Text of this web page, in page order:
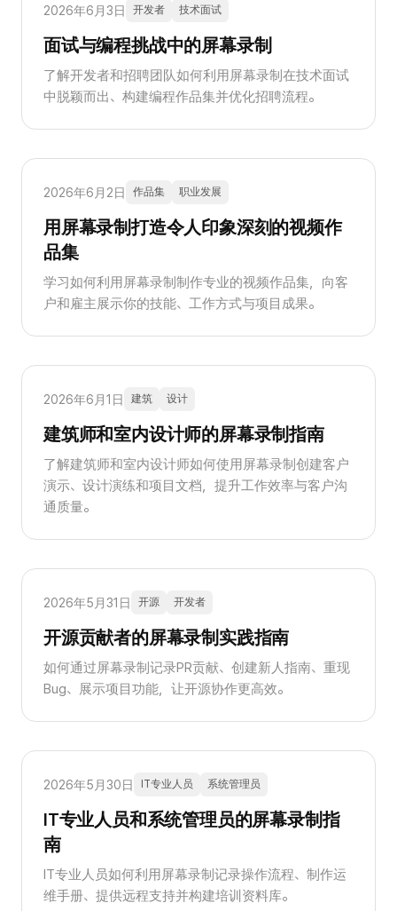
2026年6月3日 开发者 技术面试
面试与编程挑战中的屏幕录制
了解开发者和招聘团队如何利用屏幕录制在技术面试
中脱颖而出、构建编程作品集并优化招聘流程。
2026年6月2日 作品集 职业发展
用屏幕录制打造令人印象深刻的视频作
品集
学习如何利用屏幕录制制作专业的视频作品集，向客
户和雇主展示你的技能、工作方式与项目成果。
2026年6月1日 建筑 设计
建筑师和室内设计师的屏幕录制指南
了解建筑师和室内设计师如何使用屏幕录制创建客户
演示、设计演练和项目文档，提升工作效率与客户沟
通质量。
2026年5月31日 开源 开发者
开源贡献者的屏幕录制实践指南
如何通过屏幕录制记录PR贡献、创建新人指南、重现
Bug、展示项目功能，让开源协作更高效。
2026年5月30日 IT专业人员 系统管理员
IT专业人员和系统管理员的屏幕录制指
南
IT专业人员如何利用屏幕录制记录操作流程、制作运
维手册、提供远程支持并构建培训资料库。